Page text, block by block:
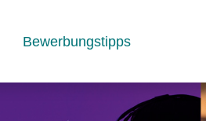
Bewerbungstipps